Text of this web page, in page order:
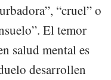
“cruel” o
El temor
salud mental es
desarrollen